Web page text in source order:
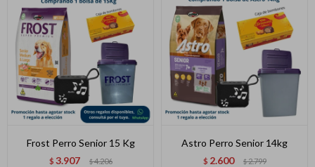
Frost Perro Senior 15 Kg
$ 3.907 $4.206
Astro Perro Senior 14kg
$ 2.600 $2.799